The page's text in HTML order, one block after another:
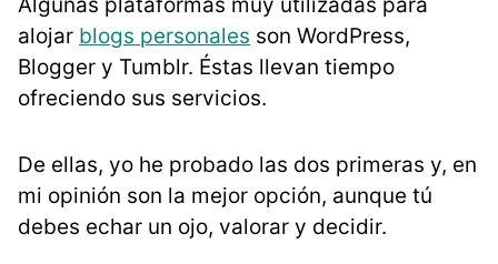
alojar blogs personales son WordPress,
Blogger y Tumblr. Éstas llevan tiempo
ofreciendo sus servicios.
De ellas, yo he probado las dos primeras y, en
mi opinión son la mejor opción, aunque tú
debes echar un ojo, valorar y decidir.